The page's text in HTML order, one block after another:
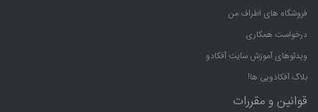
فروشگاه های اطراف من
درخواست همکاری
ویدئوهای آموزش سایت آفکادو
بلاگ آفکادویی ها!
قوانین و مقررات